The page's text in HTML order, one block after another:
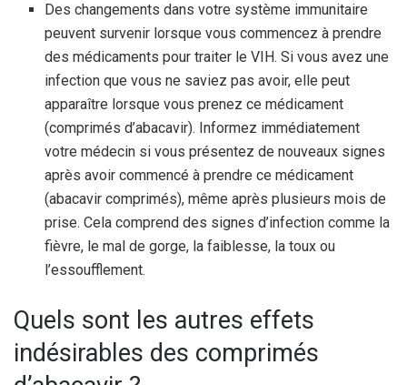
Des changements dans votre système immunitaire
peuvent survenir lorsque vous commencez à prendre
des médicaments pour traiter le VIH. Si vous avez une
infection que vous ne saviez pas avoir, elle peut
apparaître lorsque vous prenez ce médicament
(comprimés d’abacavir). Informez immédiatement
votre médecin si vous présentez de nouveaux signes
après avoir commencé à prendre ce médicament
(abacavir comprimés), même après plusieurs mois de
prise. Cela comprend des signes d’infection comme la
fièvre, le mal de gorge, la faiblesse, la toux ou
l’essoufflement.
Quels sont les autres effets
indésirables des comprimés